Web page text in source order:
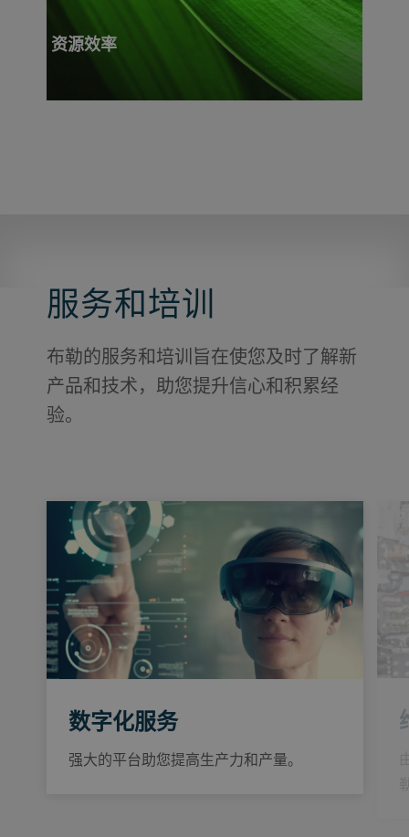
资源效率
服务和培训
布勒的服务和培训旨在使您及时了解新
产品和技术，助您提升信心和积累经
验。
数字化服务
强大的平台助您提高生产力和产量。